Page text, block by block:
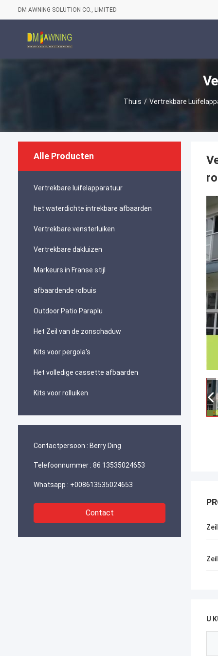
DM AWNING SOLUTION CO., LIMITED
Thuis / Vertrekbare
Alle Producten
Vertrekbare luifelapparatuur
het waterdichte intrekbare afbaarden
Vertrekbare vensterluiken
Vertrekbare dakluizen
Markeurs in Franse stijl
afbaardende rolbuis
Outdoor Patio Paraplu
Het Zeil van de zonschaduw
Kits voor pergola's
Het volledige cassette afbaarden
Kits voor rolluiken
Contactpersoon : Berry Ding
Telefoonnummer : 86 13535024653
Whatsapp : +008613535024653
Contact
U